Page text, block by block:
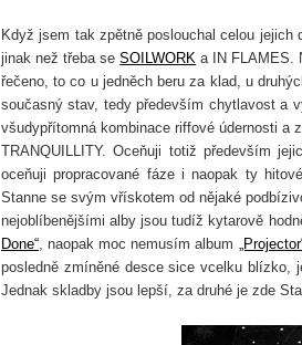
Když jsem tak zpětně poslouchal celou
jinak než třeba seSOILWORK a IN FLAMES.
řečeno, to co u jedněch beru za klad, u
současný stav, tedy především chytlavost a
všudypřítomná kombinace riffové údernosti a
TRANQUILLITY. Oceňuji totiž především
oceňuji propracované fáze i naopak ty
Stanne se svým vřískotem od nějaké
nejoblíbenějšími alby jsou tudíž kytarově
Done“, naopak moc nemusím album
posledně zmíněné desce sice vcelku blízko,
Jednak skladby jsou lepší, za druhé je zde